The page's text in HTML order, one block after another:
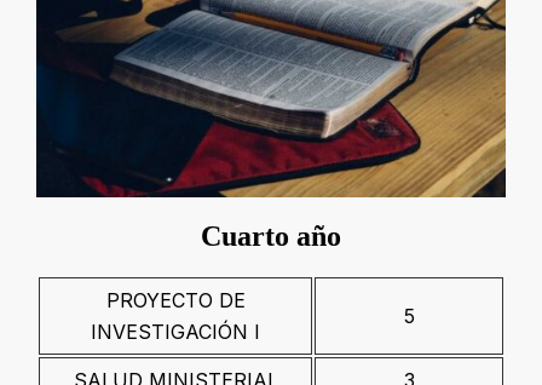
Cuarto año
PROYECTO DE
INVESTIGACIÓN I
5